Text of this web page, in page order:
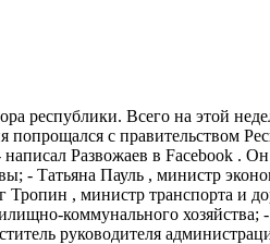
республики. Всего на этой
с правительством
Развожаев в Facebook .
- Татьяна Пауль , министр
, министр транспорта и
коммунального
руководителя